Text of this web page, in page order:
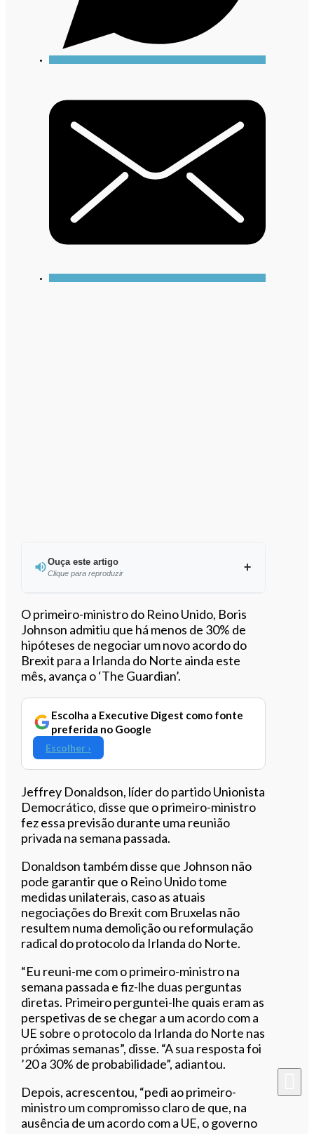
Ouça este artigo
Clique para reproduzir
Ouvir este artigo
O primeiro-ministro do Reino Unido, Boris
Johnson admitiu que há menos de 30% de
hipóteses de negociar um novo acordo do
Brexit para a Irlanda do Norte ainda este
mês, avança o ‘The Guardian’.
Escolha a Executive Digest como fonte
preferida no Google
Escolher ›
Jeffrey Donaldson, líder do partido Unionista
Democrático, disse que o primeiro-ministro
fez essa previsão durante uma reunião
privada na semana passada.
Donaldson também disse que Johnson não
pode garantir que o Reino Unido tome
medidas unilaterais, caso as atuais
negociações do Brexit com Bruxelas não
resultem numa demolição ou reformulação
radical do protocolo da Irlanda do Norte.
“Eu reuni-me com o primeiro-ministro na
semana passada e fiz-lhe duas perguntas
diretas. Primeiro perguntei-lhe quais eram as
perspetivas de se chegar a um acordo com a
UE sobre o protocolo da Irlanda do Norte nas
próximas semanas”, disse. “A sua resposta foi
’20 a 30% de probabilidade”, adiantou.
Depois, acrescentou, “pedi ao primeiro-
ministro um compromisso claro de que, na
ausência de um acordo com a UE, o governo